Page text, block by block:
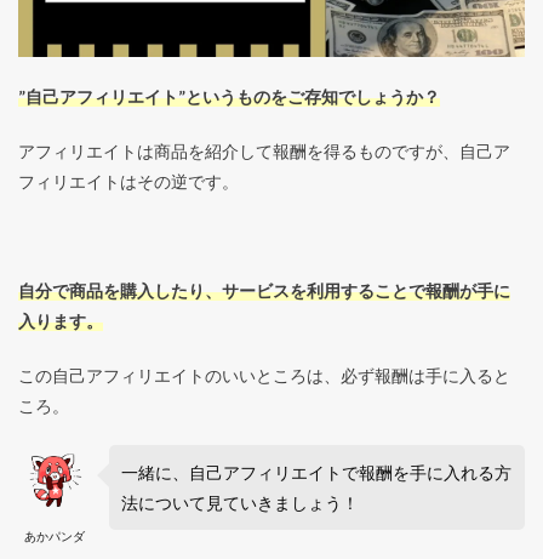
”自己アフィリエイト”というものをご存知でしょうか？
アフィリエイトは商品を紹介して報酬を得るものですが、自己ア
フィリエイトはその逆です。
自分で商品を購入したり、サービスを利用することで報酬が手に
入ります。
この自己アフィリエイトのいいところは、必ず報酬は手に入ると
ころ。
あかパンダ
一緒に、自己アフィリエイトで報酬を手に入れる方
法について見ていきましょう！